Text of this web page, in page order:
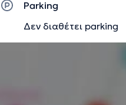
Parking
Δεν διαθέτει parking